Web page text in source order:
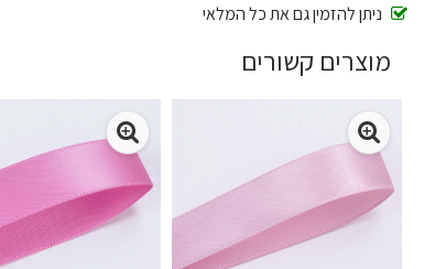
ניתן להזמין גם את כל המלאי
מוצרים קשורים